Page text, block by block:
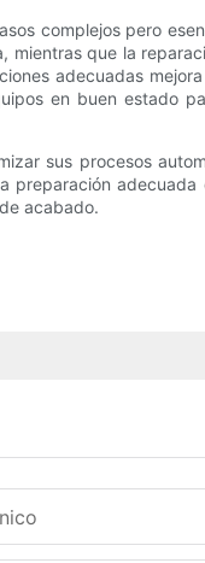
complejos pero
que la
adecuadas
en buen estado
sus procesos
preparación
acabado.